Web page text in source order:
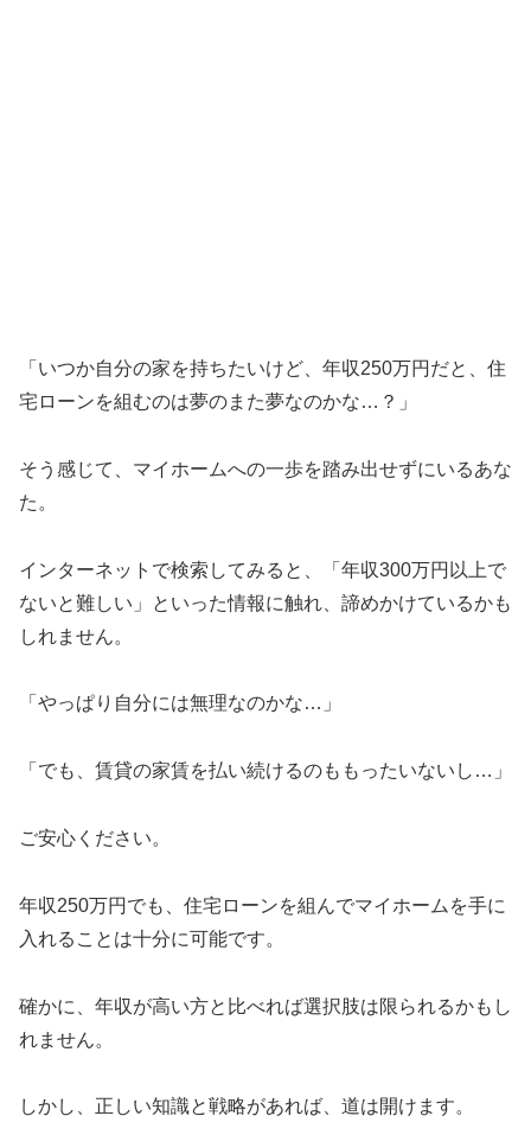
「いつか自分の家を持ちたいけど、年収250万円だと、住
宅ローンを組むのは夢のまた夢なのかな…？」
そう感じて、マイホームへの一歩を踏み出せずにいるあな
た。
インターネットで検索してみると、「年収300万円以上で
ないと難しい」といった情報に触れ、諦めかけているかも
しれません。
「やっぱり自分には無理なのかな…」
「でも、賃貸の家賃を払い続けるのももったいないし…」
ご安心ください。
年収250万円でも、住宅ローンを組んでマイホームを手に
入れることは十分に可能です。
確かに、年収が高い方と比べれば選択肢は限られるかもし
れません。
しかし、正しい知識と戦略があれば、道は開けます。